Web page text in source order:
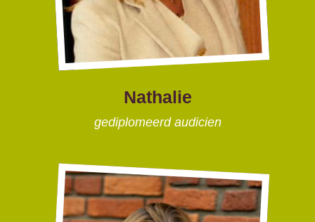
Nathalie
gediplomeerd audicien